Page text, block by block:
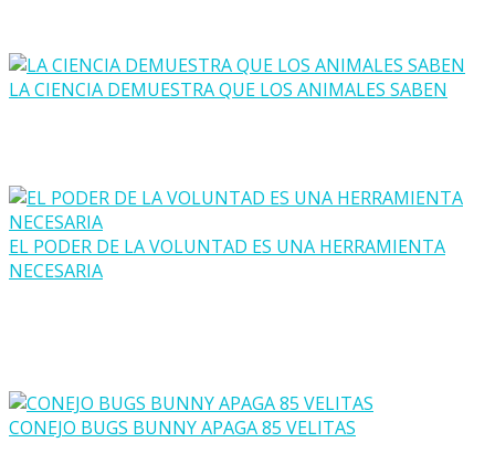
LA CIENCIA DEMUESTRA QUE LOS ANIMALES SABEN
EL PODER DE LA VOLUNTAD ES UNA HERRAMIENTA
NECESARIA
CONEJO BUGS BUNNY APAGA 85 VELITAS